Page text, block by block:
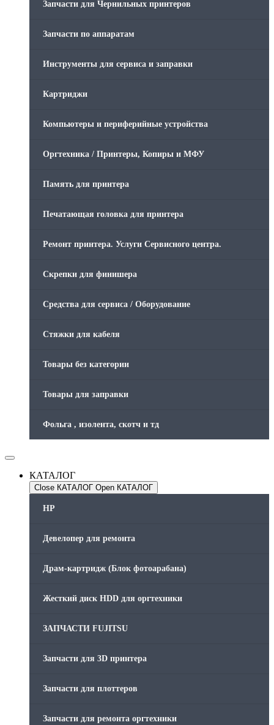
Запчасти для Чернильных принтеров
Запчасти по аппаратам
Инструменты для сервиса и заправки
Картриджи
Компьютеры и периферийные устройства
Оргтехника / Принтеры, Копиры и МФУ
Память для принтера
Печатающая головка для принтера
Ремонт принтера. Услуги Сервисного центра.
Скрепки для финишера
Средства для сервиса / Оборудование
Стяжки для кабеля
Товары без категории
Товары для заправки
Фольга , изолента, скотч и тд
КАТАЛОГ
Close КАТАЛОГ Open КАТАЛОГ
HP
Девелопер для ремонта
Драм-картридж (Блок фотоарабана)
Жесткий диск HDD для оргтехники
ЗАПЧАСТИ FUJITSU
Запчасти для 3D принтера
Запчасти для плоттеров
Запчасти для ремонта оргтехники